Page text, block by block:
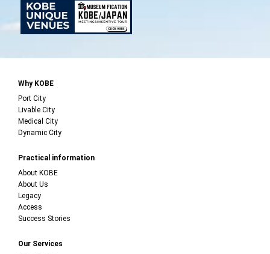
Why KOBE
Port City
Livable City
Medical City
Dynamic City
Practical information
About KOBE
About Us
Legacy
Access
Success Stories
Our Services